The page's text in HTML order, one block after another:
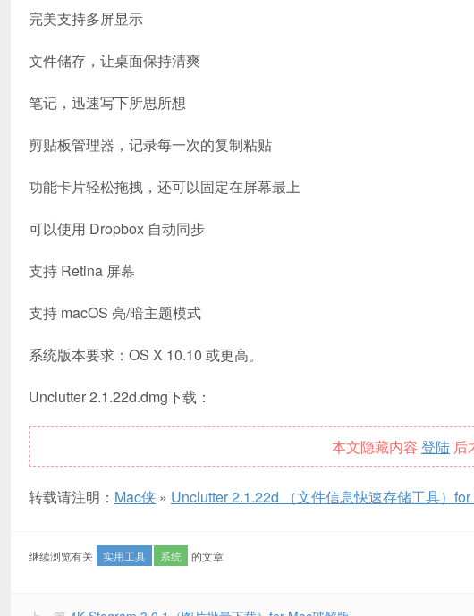
完美支持多屏显示
文件储存，让桌面保持清爽
笔记，迅速写下所思所想
剪贴板管理器，记录每一次的复制粘贴
功能卡片轻松拖拽，还可以固定在屏幕最上
可以使用 Dropbox 自动同步
支持 Retina 屏幕
支持 macOS 亮/暗主题模式
系统版本要求：OS X 10.10 或更高。
Unclutter 2.1.22d.dmg下载：
本文隐藏内容 登陆 后
转载请注明： Mac侠 » Unclutter 2.1.22d （文件信息快速存储工具）
继续浏览有关 实用工具 系统 的文章